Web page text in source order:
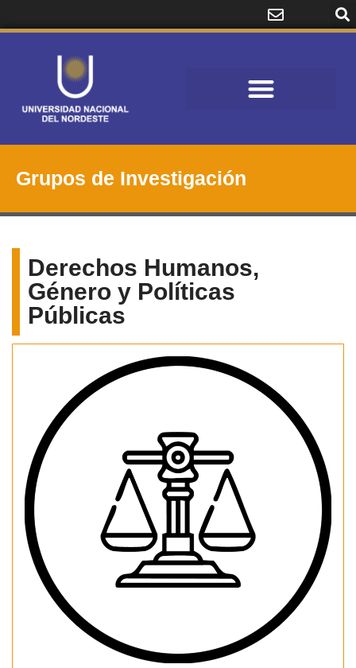
Grupos de Investigación
Derechos Humanos,
Género y Políticas
Públicas